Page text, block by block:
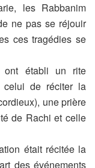
les Rabbanim
ne pas se réjouir
ces tragédies se
ont établi un rite
celui de réciter la
une prière
de Rachi et celle
était récitée la
des événements